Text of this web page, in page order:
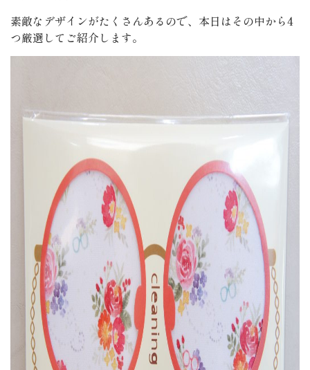
素敵なデザインがたくさんあるので、本日はその中から4
つ厳選してご紹介します。